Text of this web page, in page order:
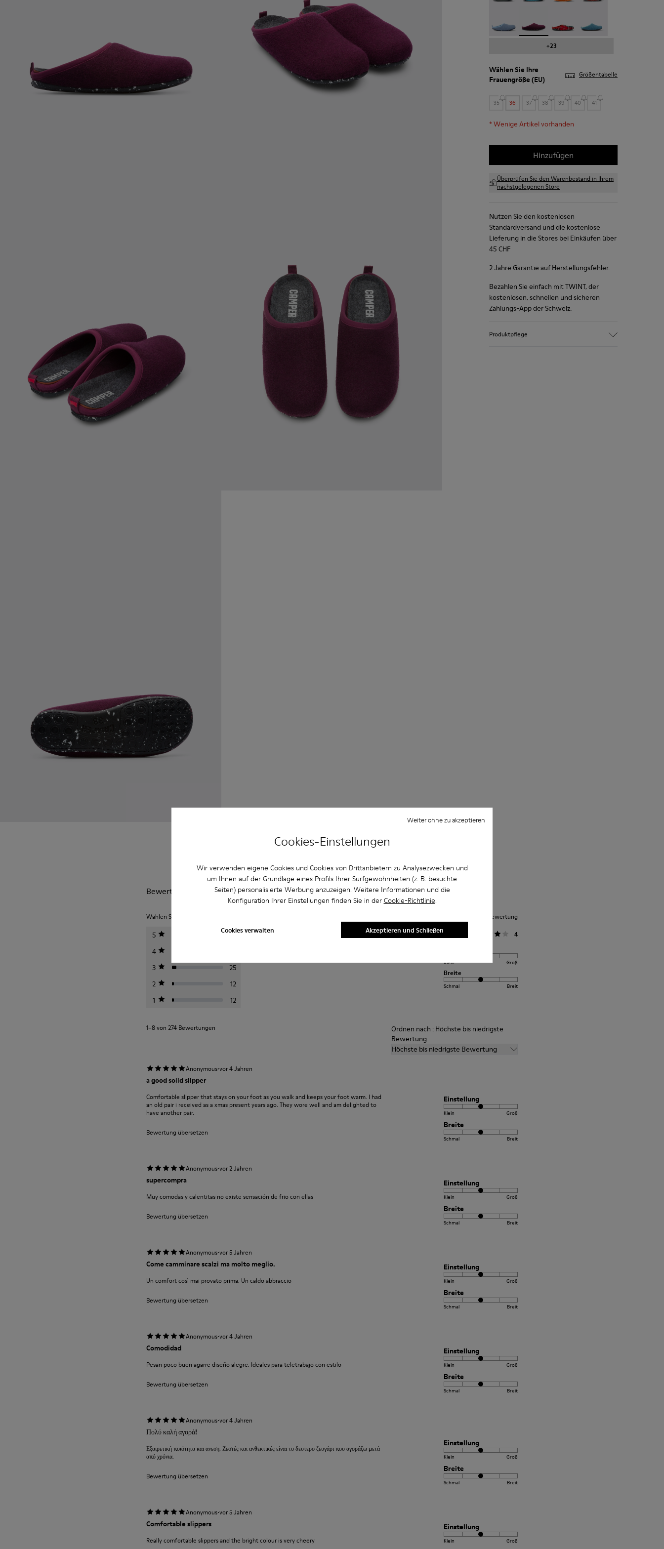
Cookies-Einstellungen
Wir verwenden eigene Cookies und Cookies von Drittanbietern zu Analysezwecken und
um Ihnen auf der Grundlage eines Profils Ihrer Surfgewohnheiten (z. B. besuchte
Seiten) personalisierte Werbung anzuzeigen. Weitere Informationen und die
Konfiguration Ihrer Einstellungen finden Sie in der Cookie-Richtlinie.
Cookies verwalten
Weiter ohne zu akzeptieren
Akzeptieren und Schließen
+23
Wählen Sie Ihre
Frauengröße (EU) Größentabelle
35 36 37 38 39 40 41
*Wenige Artikel vorhanden
Hinzufügen
Überprüfen Sie den Warenbestand in Ihrem
nächstgelegenen Store
Nutzen Sie den kostenlosen
Standardversand und die kostenlose
Lieferung in die Stores bei Einkäufen über
45 CHF
2 Jahre Garantie auf Herstellungsfehler.
Bezahlen Sie einfach mit TWINT, der
kostenlosen, schnellen und sicheren
Zahlungs-App der Schweiz.
Produktpflege
Bewertungen von Wabi
Wählen Sie unten eine Bewertung aus, um Bewertungen zu filtern
5
201
4
3
25
2
12
1
12
Durchschnittliche Kundenbewertung
Allgemein
4
Klein Groß
Breite
Schmal Breit
1–8 von 274 Bewertungen
Ordnen nach : Höchste bis niedrigste
Bewertung
Höchste bis niedrigste Bewertung
Anonymous·vor 4 Jahren
a good solid slipper
Comfortable slipper that stays on your foot as you walk and keeps your foot warm. I had
an old pair i received as a xmas present years ago. They wore well and am delighted to
have another pair.
Bewertung übersetzen
Einstellung
Klein Groß
Breite
Schmal Breit
Anonymous·vor 2 Jahren
supercompra
Muy comodas y calentitas no existe sensación de frio con ellas
Bewertung übersetzen
Einstellung
Klein Groß
Breite
Schmal Breit
Anonymous·vor 5 Jahren
Come camminare scalzi ma molto meglio.
Un comfort così mai provato prima. Un caldo abbraccio
Bewertung übersetzen
Einstellung
Klein Groß
Breite
Schmal Breit
Anonymous·vor 4 Jahren
Comodidad
Pesan poco buen agarre diseño alegre. Ideales para teletrabajo con estilo
Bewertung übersetzen
Einstellung
Klein Groß
Breite
Schmal Breit
Anonymous·vor 4 Jahren
Πολύ καλή αγορά!
Εξαιρετική ποιότητα και ανεση. Ζεστές και ανθεκτικές είναι το δευτερο ζευγάρι που αγοράζω μετά
από χρόνια.
Bewertung übersetzen
Einstellung
Klein Groß
Breite
Schmal Breit
Anonymous·vor 5 Jahren
Comfortable slippers
Really comfortable slippers and the bright colour is very cheery
Einstellung
Klein Groß